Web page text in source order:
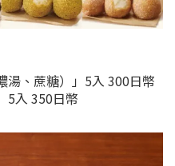
湯、蔗糖）」5入 300日幣
5入 350日幣